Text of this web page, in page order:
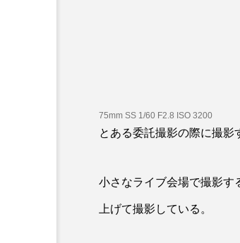
75mm SS 1/60 F2.8 ISO 3200
とある委託撮影の際に撮影
小さなライブ会場で撮影す
上げて撮影している。